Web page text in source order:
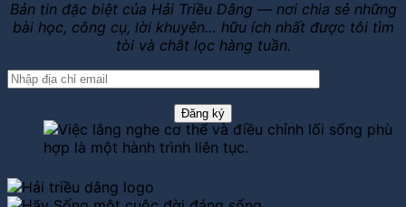
Bản tin "bài học thứ tư"
Bản tin đặc biệt của Hải Triều Dâng — nơi chia sẻ những
bài học, công cụ, lời khuyên… hữu ích nhất được tôi tìm
tòi và chắt lọc hàng tuần.